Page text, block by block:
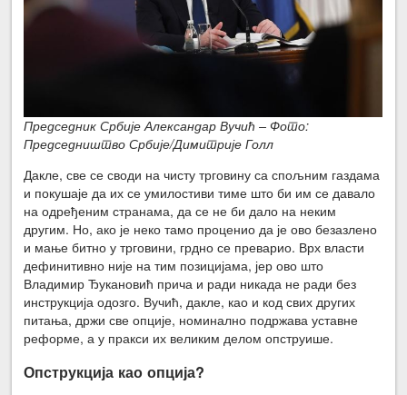
Председник Србије Александар Вучић – Фото:
Председништво Србије/Димитрије Голл
Дакле, све се своди на чисту трговину са спољним газдама
и покушаје да их се умилостиви тиме што би им се давало
на одређеним странама, да се не би дало на неким
другим. Но, ако је неко тамо проценио да је ово безазлено
и мање битно у трговини, грдно се преварио. Врх власти
дефинитивно није на тим позицијама, јер ово што
Владимир Ђукановић прича и ради никада не ради без
инструкција одозго. Вучић, дакле, као и код свих других
питања, држи све опције, номинално подржава уставне
реформе, а у пракси их великим делом опструише.
Опструкција као опција?